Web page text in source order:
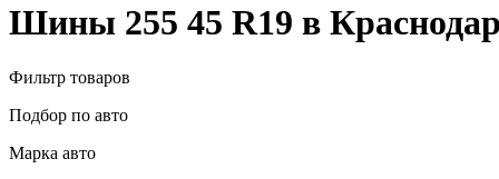
Шины 255 45 R19 в
Фильтр товаров
Подбор по авто
Марка авто